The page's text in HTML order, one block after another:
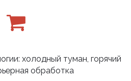
холодный туман, горячий
обработка